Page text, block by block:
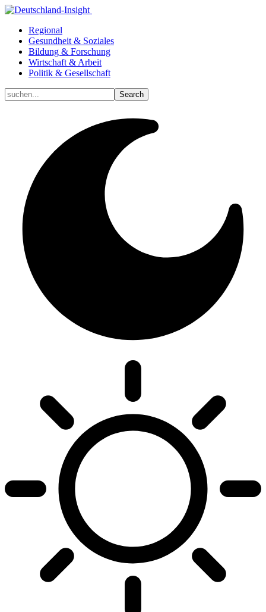
Regional
Gesundheit & Soziales
Bildung & Forschung
Wirtschaft & Arbeit
Politik & Gesellschaft